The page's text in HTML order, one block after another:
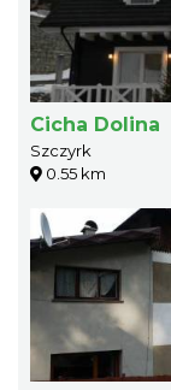
Cicha Dolina
Szczyrk
0.55 km